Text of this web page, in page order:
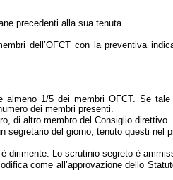
precedenti alla sua tenuta.
dell’OFCT con la preventiva
1/5 dei membri OFCT. Se tale
dei membri presenti.
di altro membro del Consiglio direttivo.
del giorno, tenuto questi nel
Lo scrutinio segreto è
come all’approvazione dello